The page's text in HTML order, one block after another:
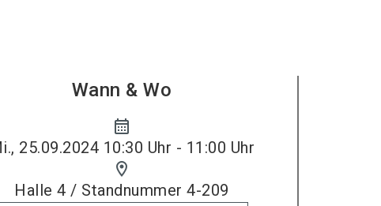
Wann & Wo
calendar_month
25.09.2024 10:30 Uhr - 11:00 Uhr
location_on
Halle 4 / Standnummer 4-209